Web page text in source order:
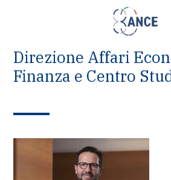
Direzione Affari
Finanza e Centro